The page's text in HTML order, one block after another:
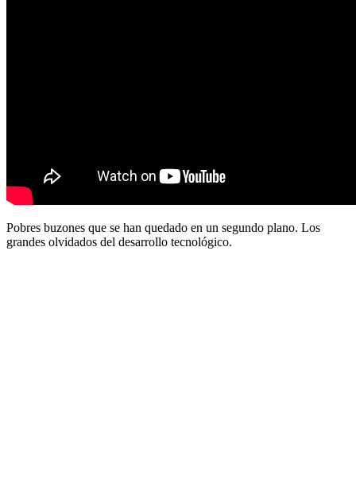
Pobres buzones que se han quedado en un segundo plano. Los
grandes olvidados del desarrollo tecnológico.